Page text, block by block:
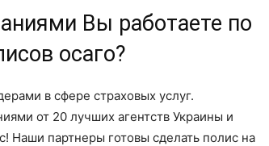
Вы работаете по
осаго?
в сфере страховых услуг.
от 20 лучших агентств Украины и
Наши партнеры готовы сделать полис на